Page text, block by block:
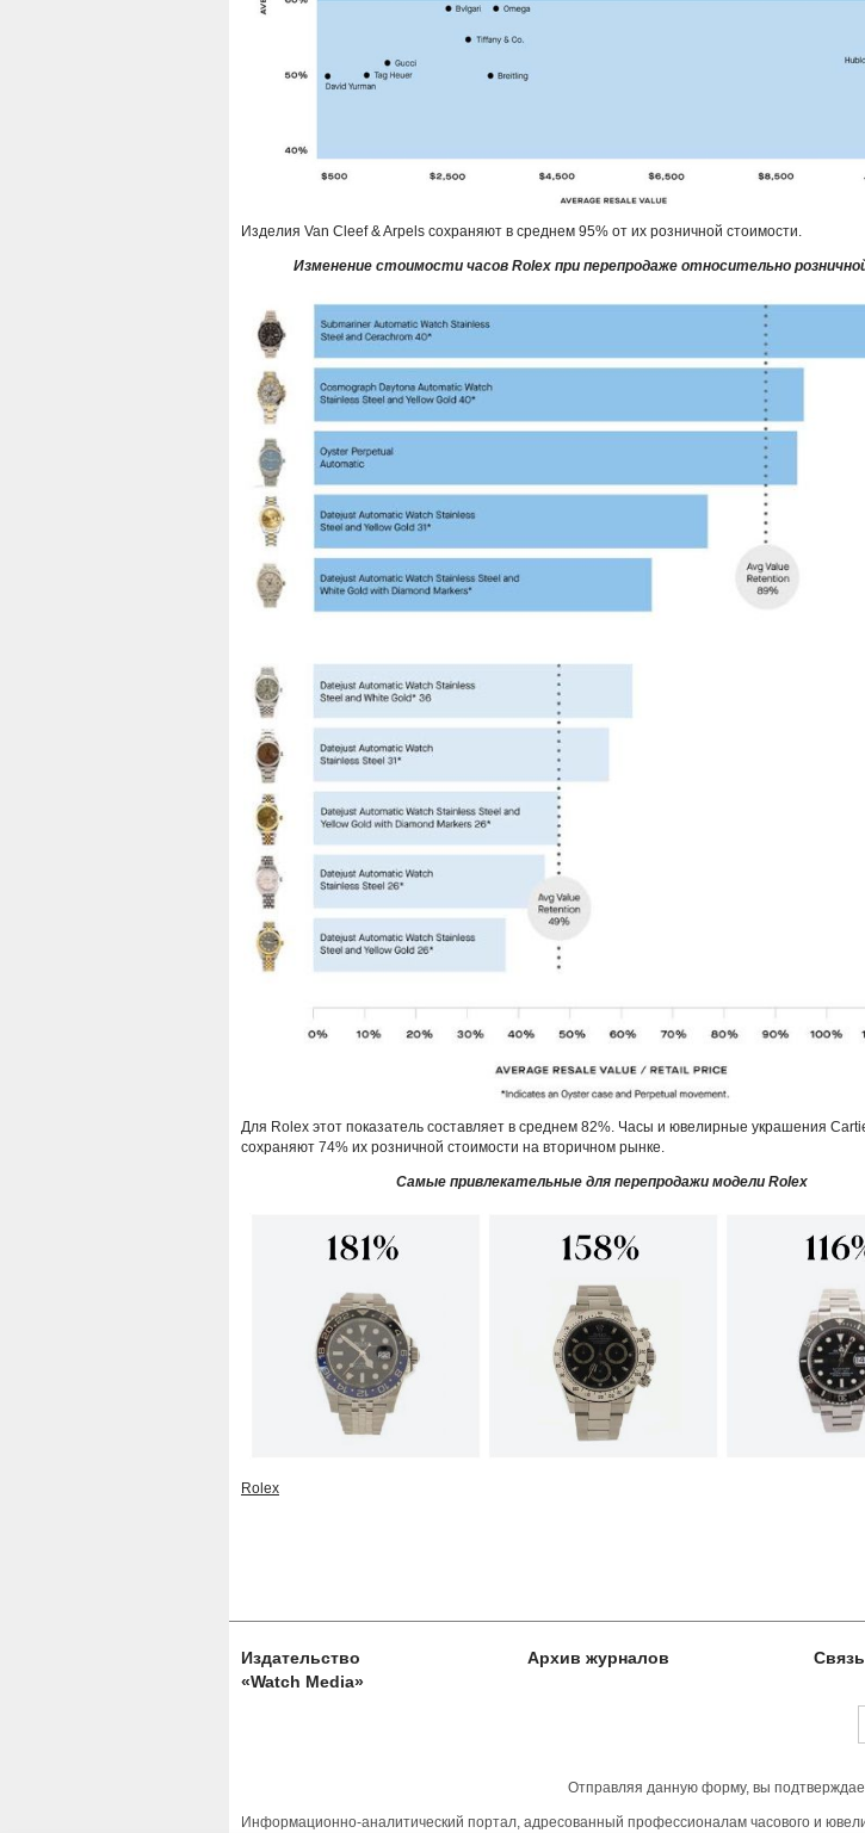
Изделия Van Cleef & Arpels сохраняют в среднем 95% от их розничной стоимости.
Изменение стоимости часов Rolex при перепродаже относительно
Для Rolex этот показатель составляет в среднем 82%. Часы и ювелирные украшения
сохраняют 74% их розничной стоимости на вторичном рынке.
Самые привлекательные для перепродажи модели Rolex
Rolex
Издательство
«Watch Media»
Архив журналов
Отправляя данную форму, вы
Информационно-аналитический портал, адресованный профессионалам часового и